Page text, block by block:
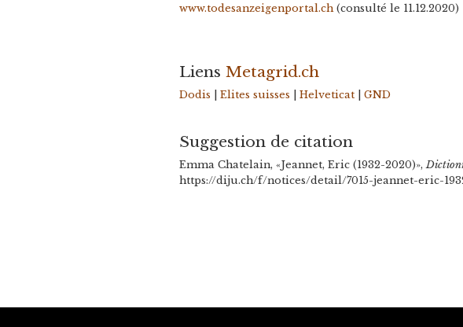
www.todesanzeigenportal.ch(consulté le 11.12.2020)
Liens Metagrid.ch
Dodis |Elites suisses |Helveticat |GND
Suggestion de citation
Emma Chatelain, «Jeannet, Eric (1932-2020)»,
https://diju.ch/f/notices/detail/7015-jeannet-eric-